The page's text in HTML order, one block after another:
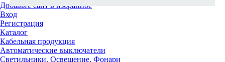
Добавьте сайт в избранное
Вход
Регистрация
Каталог
Кабельная продукция
Автоматические выключатели
Светильники. Освещение. Фонари